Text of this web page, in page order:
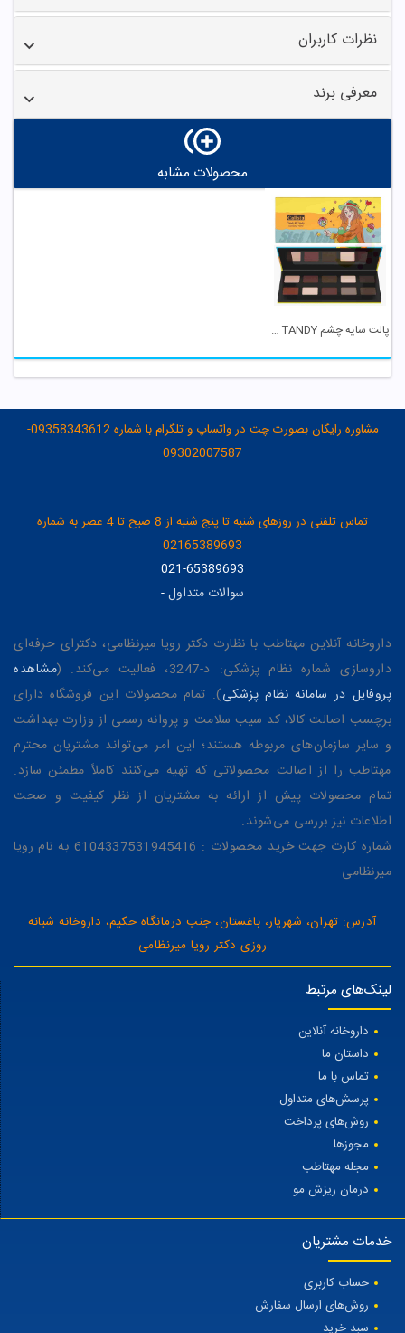
نظرات کاربران
معرفی برند
محصولات مشابه
پالت سایه چشم CANDY & TANDY کالیستا
مشاوره رایگان بصورت چت در واتساپ و تلگرام با شماره 09358343612-
09302007587
تماس تلفنی در روزهای شنبه تا پنج شنبه از 8 صبح تا 4 عصر به شماره
02165389693
021-65389693
سوالات متداول-
داروخانه آنلاین مهتاطب با نظارت دکتر رویا میرنظامی، دکترای حرفه‌ای
داروسازی شماره نظام پزشکی: د-3247، فعالیت می‌کند. (
مشاهده
پروفایل در سامانه نظام پزشکی). تمام محصولات این فروشگاه دارای
برچسب اصالت کالا، کد سیب سلامت و پروانه رسمی از وزارت بهداشت
و سایر سازمان‌های مربوطه هستند؛ این امر می‌تواند مشتریان محترم
مهتاطب را از اصالت محصولاتی که تهیه می‌کنند کاملاً مطمئن سازد.
تمام محصولات پیش از ارائه به مشتریان از نظر کیفیت و صحت
اطلاعات نیز بررسی می‌شوند.
شماره کارت جهت خرید محصولات : 6104337531945416 به نام رویا
میرنظامی
آدرس: تهران، شهریار، باغستان، جنب درمانگاه حکیم، داروخانه شبانه
روزی دکتر رویا میرنظامی
لینک‌های مرتبط
داروخانه آنلاین
داستان ما
تماس با ما
پرسش‌های متداول
روش‌های پرداخت
مجوزها
مجله مهتاطب
درمان ریزش مو
خدمات مشتریان
حساب کاربری
روش‌های ارسال سفارش
سبد خرید